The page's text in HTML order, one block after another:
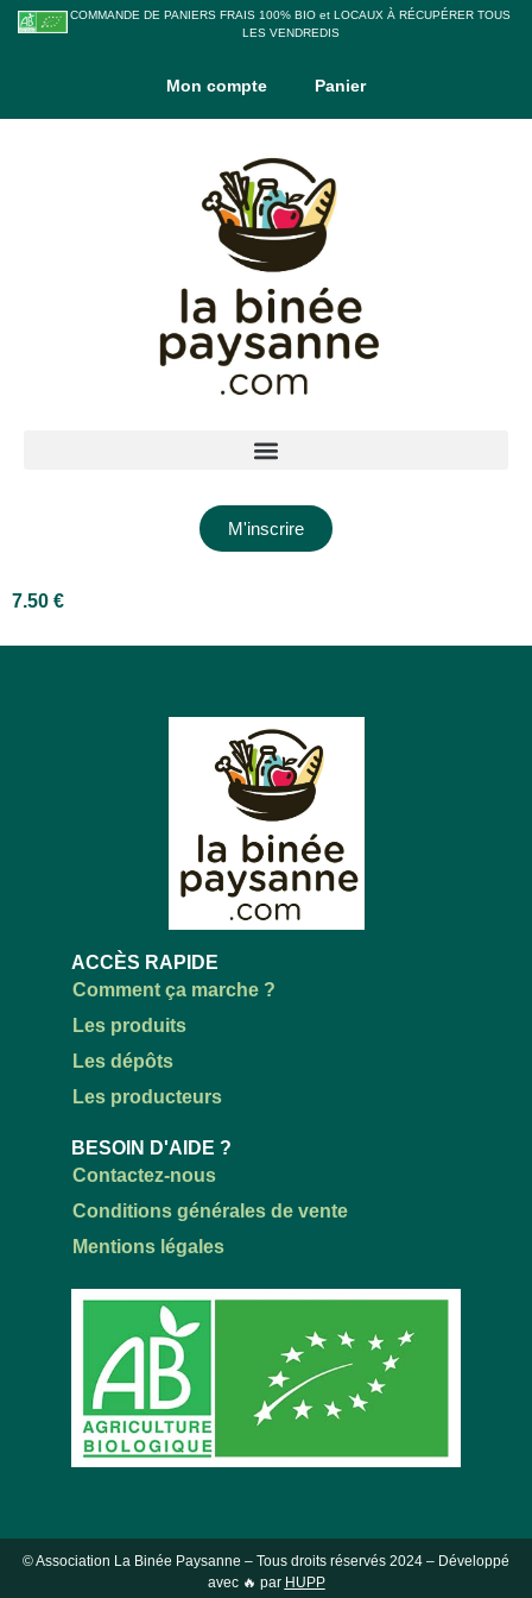
COMMANDE DE PANIERS FRAIS 100% BIO et LOCAUX À RÉCUPÉRER TOUS
LES VENDREDIS
Mon compte Panier
M'inscrire
7.50 €
ACCÈS RAPIDE
Comment ça marche ?
Les produits
Les dépôts
Les producteurs
BESOIN D'AIDE ?
Contactez-nous
Conditions générales de vente
Mentions légales
© Association La Binée Paysanne – Tous droits réservés 2024 – Développé
avec 🔥 par HUPP